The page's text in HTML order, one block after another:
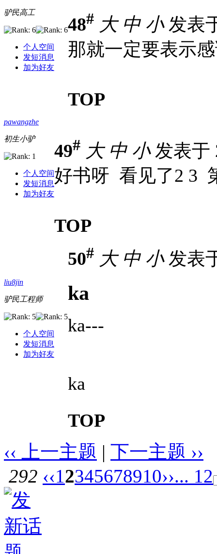
驴民高工
个人空间
发短消息
加为好友
48# 大 中 小发表
那就一定要表示
TOP
pawangzhe
初生小驴
个人空间
发短消息
加为好友
49# 大 中 小发表于
好书呀 看见了2 3
TOP
liu8jin
驴民工程师
个人空间
发短消息
加为好友
50# 大 中 小发表
ka
ka---
ka
TOP
‹‹ 上一主题 | 下一主题 ››
292 ‹‹12345678910››... 12